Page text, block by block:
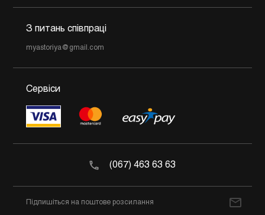
З питань співпраці
myastoriya@gmail.com
Сервіси
(067) 463 63 63